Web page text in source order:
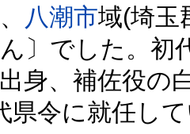
八潮市域(埼玉
〕でした。初
身、補佐役の
県令に就任し